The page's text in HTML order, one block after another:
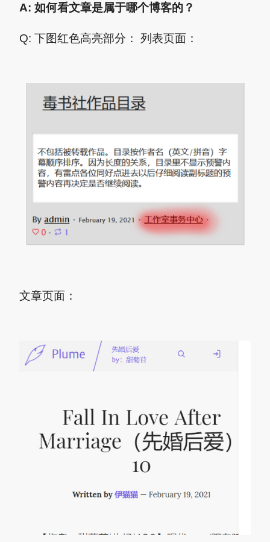
A: 如何看文章是属于哪个博客的？
Q: 下图红色高亮部分： 列表页面：
文章页面：